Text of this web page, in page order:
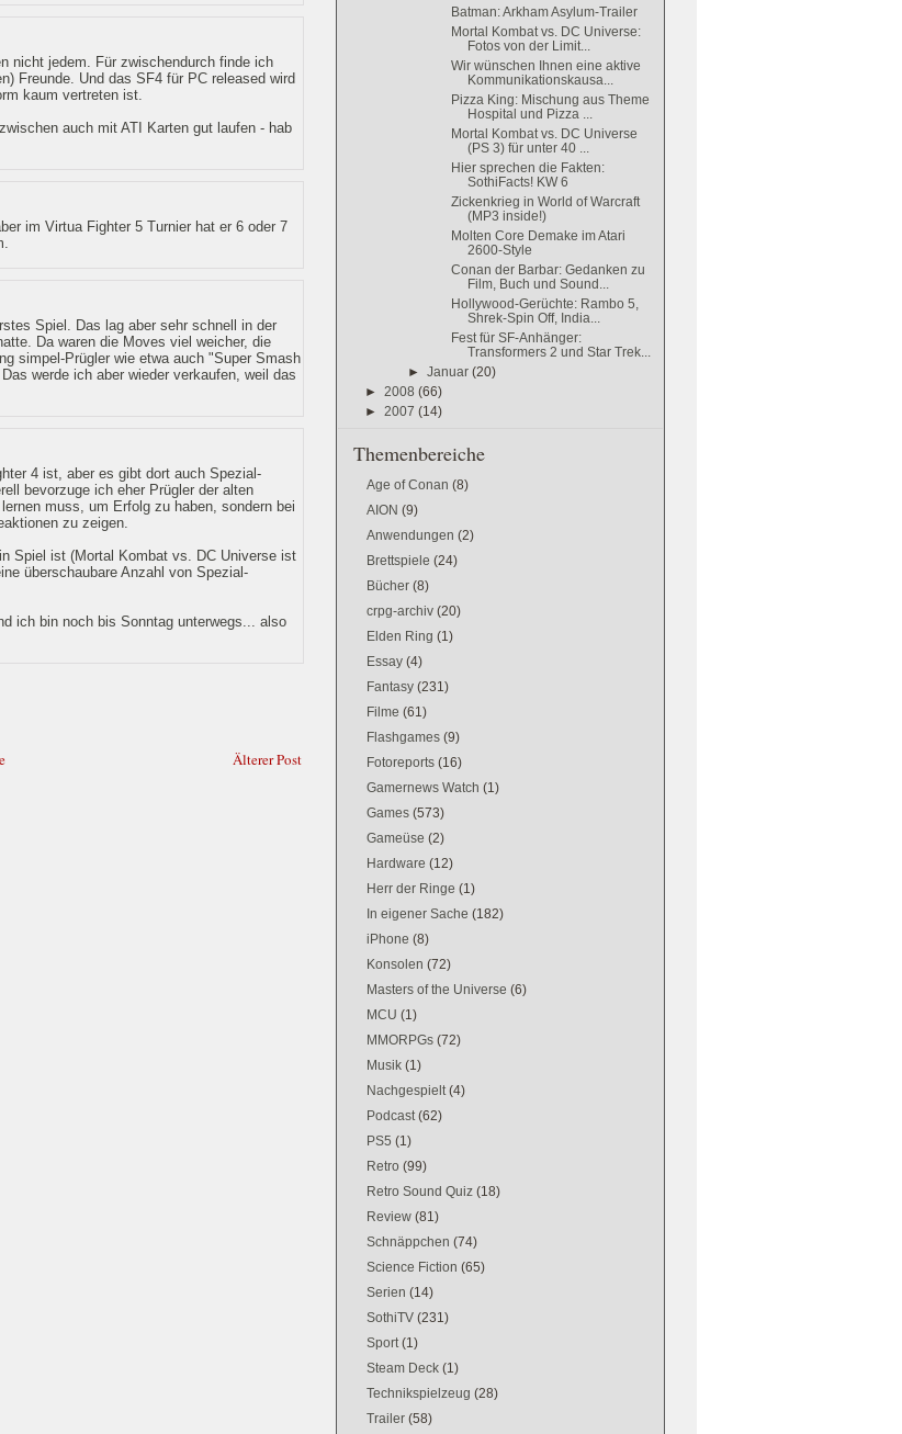
nicht jedem. Für zwischendurch finde ich
Freunde. Und das SF4 für PC released wird
kaum vertreten ist.
auch mit ATI Karten gut laufen - hab
im Virtua Fighter 5 Turnier hat er 6 oder 7
Spiel. Das lag aber sehr schnell in der
Da waren die Moves viel weicher, die
simpel-Prügler wie etwa auch "Super Smash
werde ich aber wieder verkaufen, weil das
4 ist, aber es gibt dort auch Spezial-
bevorzuge ich eher Prügler der alten
muss, um Erfolg zu haben, sondern bei
zu zeigen.
Spiel ist (Mortal Kombat vs. DC Universe ist
überschaubare Anzahl von Spezial-
ich bin noch bis Sonntag unterwegs... also
Älterer Post
Batman: Arkham Asylum-Trailer
Mortal Kombat vs. DC Universe:
Fotos von der Limit...
Wir wünschen Ihnen eine aktive
Kommunikationskausa...
Pizza King: Mischung aus Theme
Hospital und Pizza ...
Mortal Kombat vs. DC Universe
(PS 3) für unter 40 ...
Hier sprechen die Fakten:
SothiFacts! KW 6
Zickenkrieg in World of Warcraft
(MP3 inside!)
Molten Core Demake im Atari
2600-Style
Conan der Barbar: Gedanken zu
Film, Buch und Sound...
Hollywood-Gerüchte: Rambo 5,
Shrek-Spin Off, India...
Fest für SF-Anhänger:
Transformers 2 und Star Trek...
►
Januar(20)
► 2008 (66)
► 2007 (14)
Themenbereiche
Age of Conan (8)
AION (9)
Anwendungen (2)
Brettspiele (24)
Bücher (8)
crpg-archiv (20)
Elden Ring (1)
Essay (4)
Fantasy (231)
Filme (61)
Flashgames (9)
Fotoreports (16)
Gamernews Watch (1)
Games (573)
Gameüse (2)
Hardware (12)
Herr der Ringe (1)
In eigener Sache (182)
iPhone (8)
Konsolen (72)
Masters of the Universe (6)
MCU (1)
MMORPGs (72)
Musik (1)
Nachgespielt (4)
Podcast (62)
PS5 (1)
Retro (99)
Retro Sound Quiz (18)
Review (81)
Schnäppchen (74)
Science Fiction (65)
Serien (14)
SothiTV (231)
Sport (1)
Steam Deck (1)
Technikspielzeug (28)
Trailer (58)